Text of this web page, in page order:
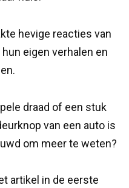
hevige reacties van
eigen verhalen en
draad of een stuk
van een auto is
om meer te weten?
artikel in de eerste